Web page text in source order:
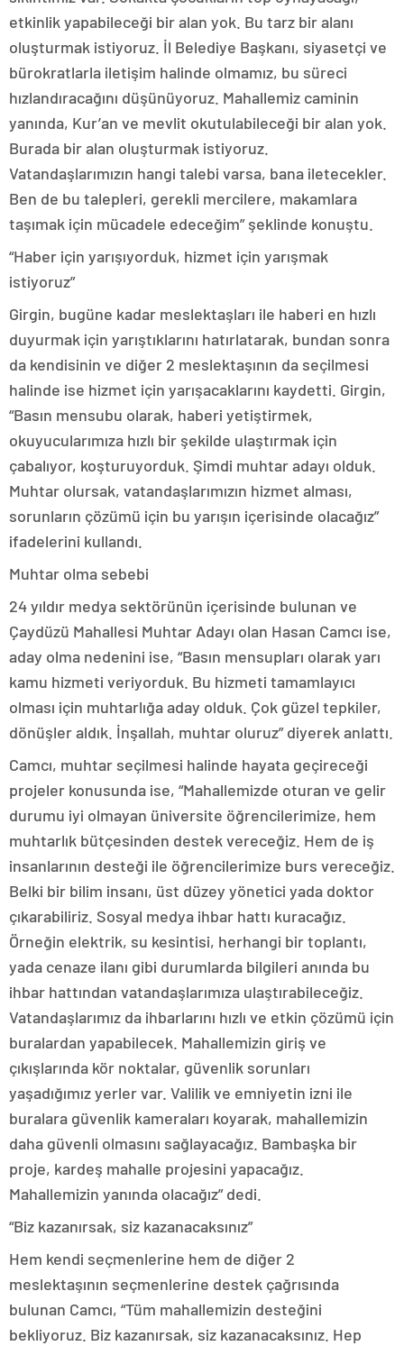
etkinlik yapabileceği bir alan yok. Bu tarz bir alanı
oluşturmak istiyoruz. İl Belediye Başkanı, siyasetçi ve
bürokratlarla iletişim halinde olmamız, bu süreci
hızlandıracağını düşünüyoruz. Mahallemiz caminin
yanında, Kur’an ve mevlit okutulabileceği bir alan yok.
Burada bir alan oluşturmak istiyoruz.
Vatandaşlarımızın hangi talebi varsa, bana iletecekler.
Ben de bu talepleri, gerekli mercilere, makamlara
taşımak için mücadele edeceğim” şeklinde konuştu.
“Haber için yarışıyorduk, hizmet için yarışmak
istiyoruz”
Girgin, bugüne kadar meslektaşları ile haberi en hızlı
duyurmak için yarıştıklarını hatırlatarak, bundan sonra
da kendisinin ve diğer 2 meslektaşının da seçilmesi
halinde ise hizmet için yarışacaklarını kaydetti. Girgin,
“Basın mensubu olarak, haberi yetiştirmek,
okuyucularımıza hızlı bir şekilde ulaştırmak için
çabalıyor, koşturuyorduk. Şimdi muhtar adayı olduk.
Muhtar olursak, vatandaşlarımızın hizmet alması,
sorunların çözümü için bu yarışın içerisinde olacağız”
ifadelerini kullandı.
Muhtar olma sebebi
24 yıldır medya sektörünün içerisinde bulunan ve
Çaydüzü Mahallesi Muhtar Adayı olan Hasan Camcı ise,
aday olma nedenini ise, “Basın mensupları olarak yarı
kamu hizmeti veriyorduk. Bu hizmeti tamamlayıcı
olması için muhtarlığa aday olduk. Çok güzel tepkiler,
dönüşler aldık. İnşallah, muhtar oluruz” diyerek anlattı.
Camcı, muhtar seçilmesi halinde hayata geçireceği
projeler konusunda ise, “Mahallemizde oturan ve gelir
durumu iyi olmayan üniversite öğrencilerimize, hem
muhtarlık bütçesinden destek vereceğiz. Hem de iş
insanlarının desteği ile öğrencilerimize burs vereceğiz.
Belki bir bilim insanı, üst düzey yönetici yada doktor
çıkarabiliriz. Sosyal medya ihbar hattı kuracağız.
Örneğin elektrik, su kesintisi, herhangi bir toplantı,
yada cenaze ilanı gibi durumlarda bilgileri anında bu
ihbar hattından vatandaşlarımıza ulaştırabileceğiz.
Vatandaşlarımız da ihbarlarını hızlı ve etkin çözümü için
buralardan yapabilecek. Mahallemizin giriş ve
çıkışlarında kör noktalar, güvenlik sorunları
yaşadığımız yerler var. Valilik ve emniyetin izni ile
buralara güvenlik kameraları koyarak, mahallemizin
daha güvenli olmasını sağlayacağız. Bambaşka bir
proje, kardeş mahalle projesini yapacağız.
Mahallemizin yanında olacağız” dedi.
“Biz kazanırsak, siz kazanacaksınız”
Hem kendi seçmenlerine hem de diğer 2
meslektaşının seçmenlerine destek çağrısında
bulunan Camcı, “Tüm mahallemizin desteğini
bekliyoruz. Biz kazanırsak, siz kazanacaksınız. Hep